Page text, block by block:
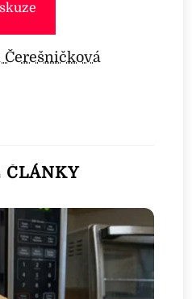
Čerešničková
ČLÁNKY